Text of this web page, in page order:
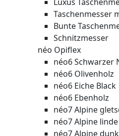
Taschenmesser
Bunte
Schnitzmesser
néo Opiflex
néo6 Schwarzer
néo6 Olivenholz
néo6 Eiche Black
néo6 Ebenholz
néo7 Alpine
néo7 Alpine linde
néo7 Alpine